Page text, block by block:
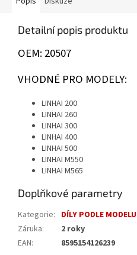
Detailní popis produktu
OEM: 20507
VHODNÉ PRO MODELY:
LINHAI 200
LINHAI 260
LINHAI 300
LINHAI 400
LINHAI 500
LINHAI M550
LINHAI M565
Doplňkové parametry
Kategorie: DÍLY PODLE MODELU
Záruka:
2 roky
EAN: 8595154126239